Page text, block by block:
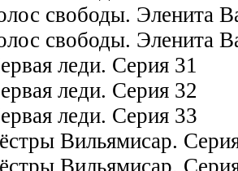
свободы. Эленита
свободы. Эленита
леди. Серия 31
леди. Серия 32
леди. Серия 33
Вильямисар.
Вильямисар.